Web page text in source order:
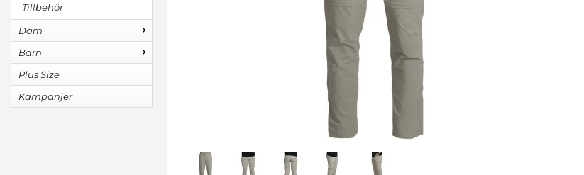
Tillbehör
Dam
Barn
Plus Size
Kampanjer